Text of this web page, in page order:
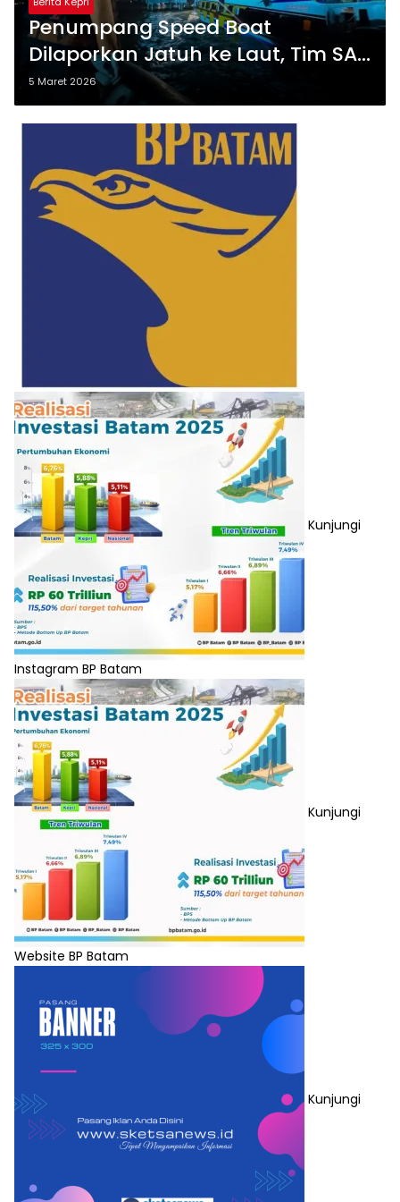
Penumpang Speed Boat
Dilaporkan Jatuh ke Laut, Tim SAR
Lakukan Pencarian di Perairan
Tanjung Balai Karimun
5 Maret 2026
Kunjungi
Instagram BP Batam
Kunjungi
Website BP Batam
Kunjungi